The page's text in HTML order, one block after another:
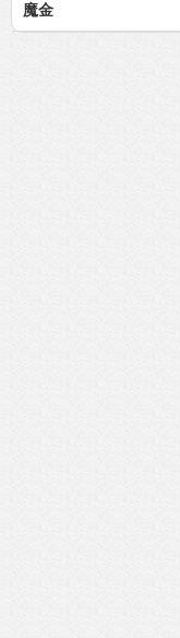
魔金